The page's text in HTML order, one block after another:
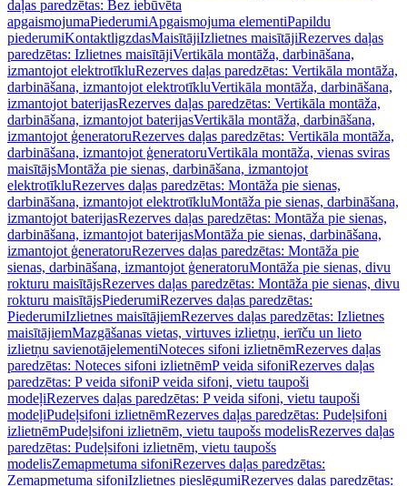
daļas paredzētas: Bez iebūvēta
apgaismojumaPiederumiApgaismojuma elementiPapildu
piederumiKontaktligzdasMaisītājiIzlietnes maisītājiRezerves daļas
paredzētas: Izlietnes maisītājiVertikāla montāža, darbināšana,
izmantojot elektrotīkluRezerves daļas paredzētas: Vertikāla montāža,
darbināšana, izmantojot elektrotīkluVertikāla montāža, darbināšana,
izmantojot baterijasRezerves daļas paredzētas: Vertikāla montāža,
darbināšana, izmantojot baterijasVertikāla montāža, darbināšana,
izmantojot ģeneratoruRezerves daļas paredzētas: Vertikāla montāža,
darbināšana, izmantojot ģeneratoruVertikāla montāža, vienas sviras
maisītājsMontāža pie sienas, darbināšana, izmantojot
elektrotīkluRezerves daļas paredzētas: Montāža pie sienas,
darbināšana, izmantojot elektrotīkluMontāža pie sienas, darbināšana,
izmantojot baterijasRezerves daļas paredzētas: Montāža pie sienas,
darbināšana, izmantojot baterijasMontāža pie sienas, darbināšana,
izmantojot ģeneratoruRezerves daļas paredzētas: Montāža pie
sienas, darbināšana, izmantojot ģeneratoruMontāža pie sienas, divu
rokturu maisītājsRezerves daļas paredzētas: Montāža pie sienas, divu
rokturu maisītājsPiederumiRezerves daļas paredzētas:
PiederumiIzlietnes maisītājiemRezerves daļas paredzētas: Izlietnes
maisītājiemMazgāšanas vietas, virtuves izlietņu, ierīču un lieto
izlietņu savienotājelementiNoteces sifoni izlietnēmRezerves daļas
paredzētas: Noteces sifoni izlietnēmP veida sifoniRezerves daļas
paredzētas: P veida sifoniP veida sifoni, vietu taupoši
modeļiRezerves daļas paredzētas: P veida sifoni, vietu taupoši
modeļiPudeļsifoni izlietnēmRezerves daļas paredzētas: Pudeļsifoni
izlietnēmPudeļsifoni izlietnēm, vietu taupošs modelisRezerves daļas
paredzētas: Pudeļsifoni izlietnēm, vietu taupošs
modelisZemapmetuma sifoniRezerves daļas paredzētas:
Zemapmetuma sifoniIzlietnes pieslēgumiRezerves daļas paredzētas: